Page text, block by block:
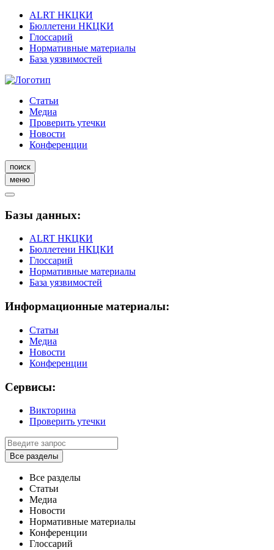
ALRT НКЦКИ
Бюллетени НКЦКИ
Глоссарий
Нормативные материалы
База уязвимостей
Статьи
Медиа
Проверить утечки
Новости
Конференции
поиск
меню
Базы данных:
ALRT НКЦКИ
Бюллетени НКЦКИ
Глоссарий
Нормативные материалы
База уязвимостей
Информационные материалы:
Статьи
Медиа
Новости
Конференции
Сервисы:
Викторина
Проверить утечки
Все разделы
Все разделы
Статьи
Медиа
Новости
Нормативные материалы
Конференции
Глоссарий